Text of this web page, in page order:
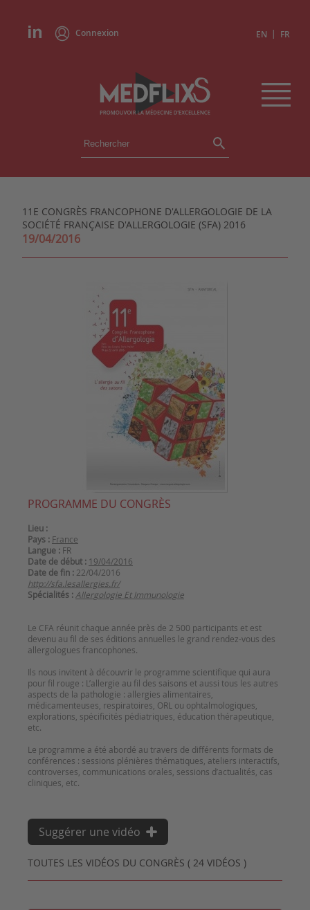
Connexion EN | FR
ÉVÉNEMENTS
INSTITUTIONS
CONGRÈS EN RÉSUMÉ
11E CONGRÈS FRANCOPHONE D'ALLERGOLOGIE DE LA
SOCIÉTÉ FRANÇAISE D'ALLERGOLOGIE (SFA) 2016
19/04/2016
PROGRAMME DU CONGRÈS
Lieu :
Pays : France
Langue : FR
Date de début : 19/04/2016
Date de fin : 22/04/2016
http://sfa.lesallergies.fr/
Spécialités : Allergologie Et Immunologie
Le CFA réunit chaque année près de 2 500 participants et est
devenu au fil de ses éditions annuelles le grand rendez-vous des
allergologues francophones.
Ils nous invitent à découvrir le programme scientifique qui aura
pour fil rouge : L’allergie au fil des saisons et aussi tous les autres
aspects de la pathologie : allergies alimentaires,
médicamenteuses, respiratoires, ORL ou ophtalmologiques,
explorations, spécificités pédiatriques, éducation thérapeutique,
etc.
Le programme a été abordé au travers de différents formats de
conférences : sessions plénières thématiques, ateliers interactifs,
controverses, communications orales, sessions d’actualités, cas
TOUTES LES VIDÉOS DU CONGRÈS ( 24 VIDÉOS )
Suggérer une vidéo